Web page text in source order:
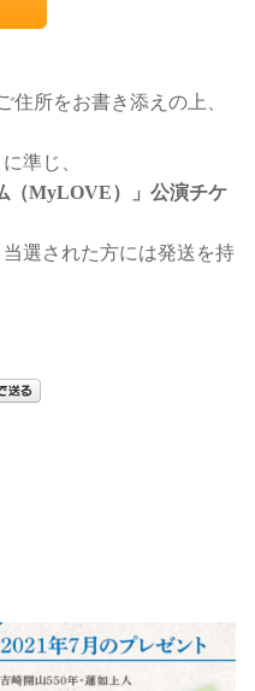
住所をお書き添えの上、
準じ、
（MyLOVE）」公演チケ
選された方には発送を持